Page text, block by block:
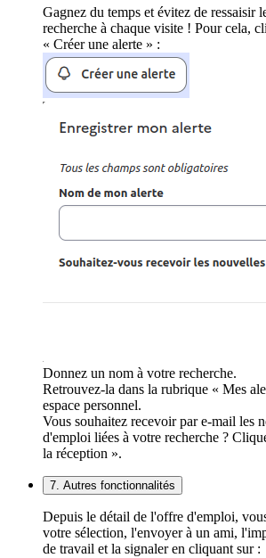
Gagnez du temps et évitez de ressaisir
recherche à chaque visite ! Pour cela,
« Créer une alerte » :
Donnez un nom à votre recherche.
Retrouvez-la dans la rubrique « Mes
espace personnel.
Vous souhaitez recevoir par e-mail les
d'emploi liées à votre recherche ?
la réception ».
7. Autres fonctionnalités
Depuis le détail de l'offre d'emploi,
votre sélection, l'envoyer à un ami,
de travail et la signaler en cliquant sur :